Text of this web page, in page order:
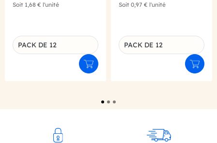
Soit 1,68 € l'unité
Déclinaison du produit
PACK DE 12
Ajouter au panier
Soit 0,97 € l'unité
Déclinaison du produit
PACK DE 12